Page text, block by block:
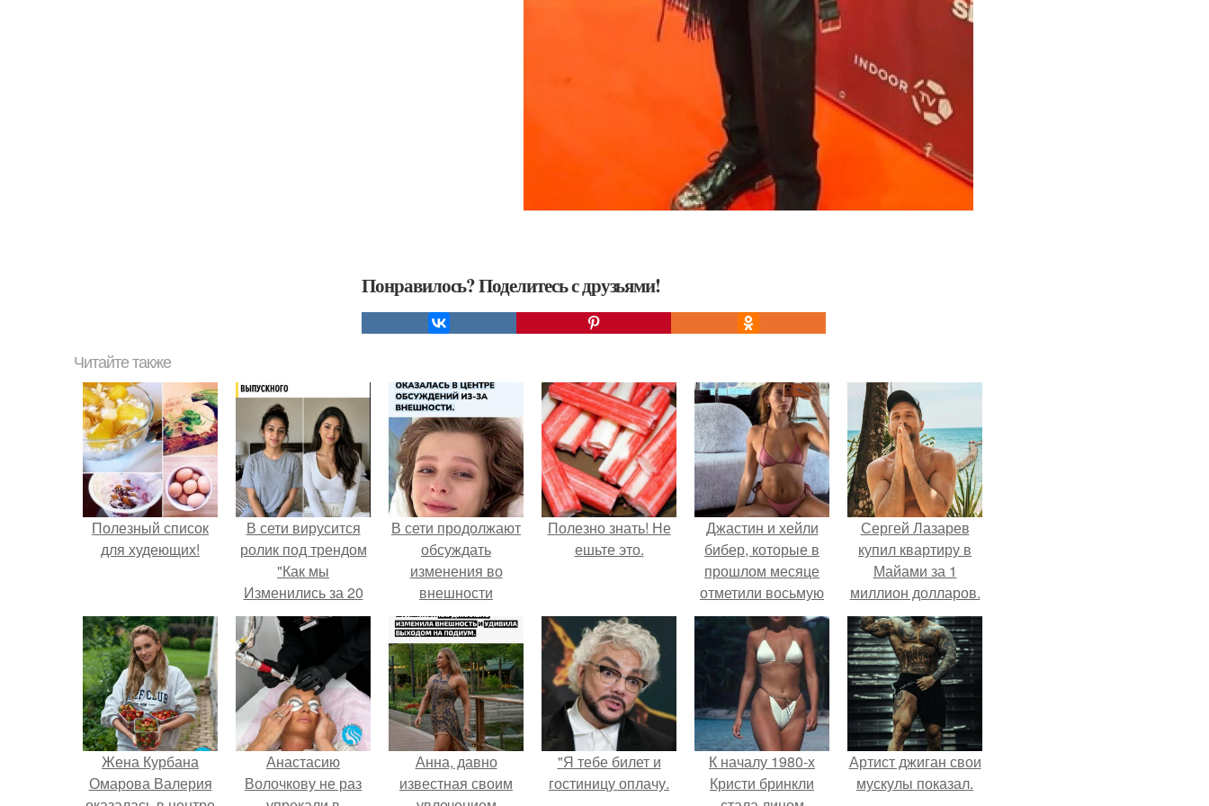
Понравилось? Поделитесь с друзьями!
Читайте также
Полезный список
для худеющих!
В сети вирусится
ролик под трендом
"Как мы
Изменились за 20
лет".
В сети продолжают
обсуждать
изменения во
внешности
актрисы.
Полезно знать! Не
ешьте это.
Джастин и хейли
бибер, которые в
прошлом месяце
отметили восьмую
годовщину
помолвки, показали
новые фото с
совместного
отдыха.
Сергей Лазарев
купил квартиру в
Майами за 1
миллион долларов.
Жена Курбана
Омарова Валерия
Анастасию
Волочкову не раз
Анна, давно
известная своим
"Я тебе билет и
гостиницу оплачу.
К началу 1980-х
Кристи бринкли
Артист джиган свои
мускулы показал.